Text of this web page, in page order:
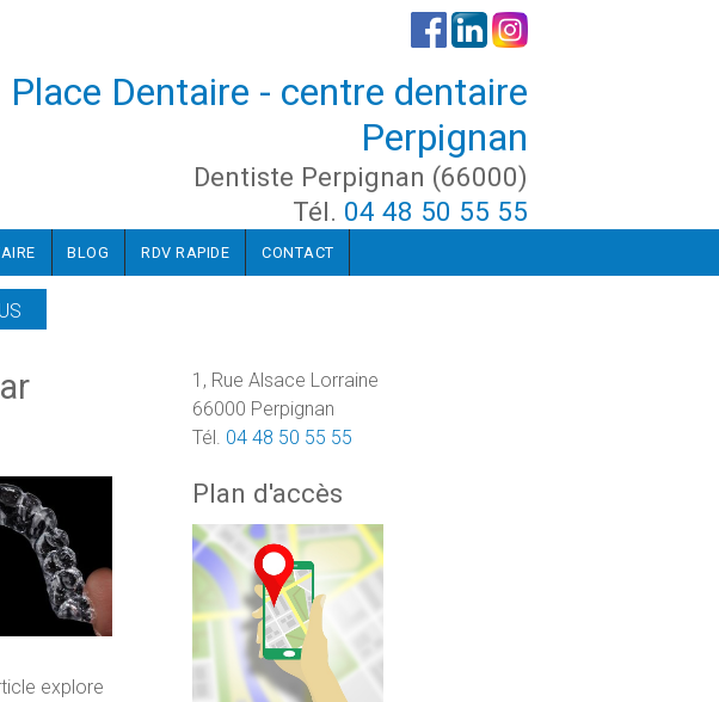
Place Dentaire - centre dentaire
Perpignan
Dentiste Perpignan (66000)
Tél. 04 48 50 55 55
BLOG RDV RAPIDE CONTACT
explore
1, Rue Alsace Lorraine
66000 Perpignan
Tél. 04 48 50 55 55
Plan d'accès